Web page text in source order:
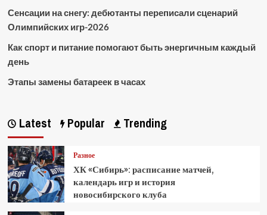
Сенсации на снегу: дебютанты переписали сценарий
Олимпийских игр-2026
Как спорт и питание помогают быть энергичным каждый
день
Этапы замены батареек в часах
Latest Popular Trending
Разное
ХК «Сибирь»: расписание матчей,
календарь игр и история
новосибирского клуба